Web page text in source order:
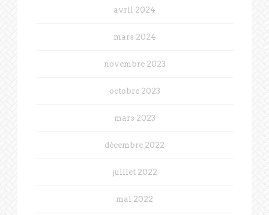
avril 2024
mars 2024
novembre 2023
octobre 2023
mars 2023
décembre 2022
juillet 2022
mai 2022